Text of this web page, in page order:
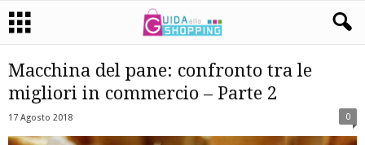
Macchina del pane: confronto tra le
migliori in commercio – Parte 2
17 Agosto 2018 0